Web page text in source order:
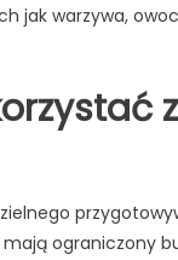
jak warzywa,
ograniczony